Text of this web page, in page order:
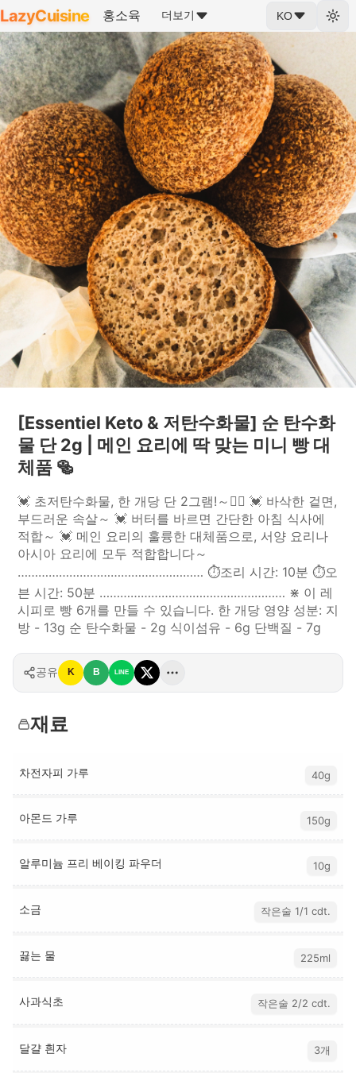
LazyCuisine 홍소육 더보기 KO
[Essentiel Keto & 저탄수화물] 순 탄수화
물 단 2g | 메인 요리에 딱 맞는 미니 빵 대
체품 🥯
💓 초저탄수화물, 한 개당 단 2그램!～✌🏻 💓 바삭한 겉면,
부드러운 속살～ 💓 버터를 바르면 간단한 아침 식사에
적합～ 💓 메인 요리의 훌륭한 대체품으로, 서양 요리나
아시아 요리에 모두 적합합니다～
……………………………………………… ⏱조리 시간: 10분 ⏱오
븐 시간: 50분 ……………………………………………… ⋇ 이 레
시피로 빵 6개를 만들 수 있습니다. 한 개당 영양 성분: 지
방 - 13g 순 탄수화물 - 2g 식이섬유 - 6g 단백질 - 7g
공유 K B LINE
재료
차전자피 가루 40g
아몬드 가루 150g
알루미늄 프리 베이킹 파우더 10g
소금 작은술 1/1 cdt.
끓는 물 225ml
사과식초 작은술 2/2 cdt.
달걀 흰자 3개